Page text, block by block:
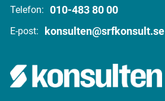
Telefon: 010-483 80 00
E-post: konsulten@srfkonsult.se